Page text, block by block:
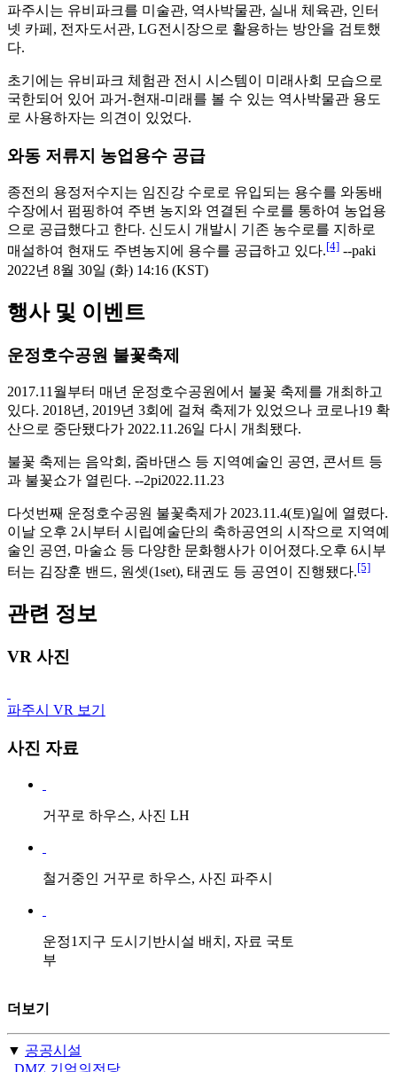
파주시는 유비파크를 미술관, 역사박물관, 실내 체육관, 인터
넷 카페, 전자도서관, LG전시장으로 활용하는 방안을 검토했
다.
초기에는 유비파크 체험관 전시 시스템이 미래사회 모습으로
국한되어 있어 과거-현재-미래를 볼 수 있는 역사박물관 용도
로 사용하자는 의견이 있었다.
와동 저류지 농업용수 공급
종전의 용정저수지는 임진강 수로로 유입되는 용수를 와동배
수장에서 펌핑하여 주변 농지와 연결된 수로를 통하여 농업용
으로 공급했다고 한다. 신도시 개발시 기존 농수로를 지하로
매설하여 현재도 주변농지에 용수를 공급하고 있다.[4] --paki
2022년 8월 30일 (화) 14:16 (KST)
행사 및 이벤트
운정호수공원 불꽃축제
2017.11월부터 매년 운정호수공원에서 불꽃 축제를 개최하고
있다. 2018년, 2019년 3회에 걸쳐 축제가 있었으나 코로나19 확
산으로 중단됐다가 2022.11.26일 다시 개최됐다.
불꽃 축제는 음악회, 줌바댄스 등 지역예술인 공연, 콘서트 등
과 불꽃쇼가 열린다. --2pi2022.11.23
다섯번째 운정호수공원 불꽃축제가 2023.11.4(토)일에 열렸다.
이날 오후 2시부터 시립예술단의 축하공연의 시작으로 지역예
술인 공연, 마술쇼 등 다양한 문화행사가 이어졌다.오후 6시부
터는 김장훈 밴드, 원셋(1set), 태권도 등 공연이 진행됐다.[5]
관련 정보
VR 사진
파주시 VR 보기
사진 자료
거꾸로 하우스, 사진 LH
철거중인 거꾸로 하우스, 사진 파주시
운정1지구 도시기반시설 배치, 자료 국토
부
더보기
▼ 공공시설
DMZ 기억의전당